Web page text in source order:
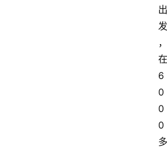
出
发
，
在
6
0
0
0
多